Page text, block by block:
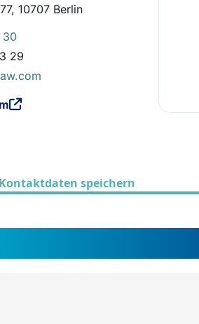
10707 Berlin
30
29
Kontaktdaten speichern